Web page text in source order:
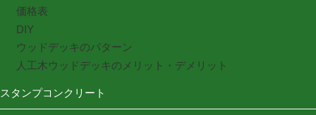
価格表
DIY
ウッドデッキのパターン
人工木ウッドデッキのメリット・デメリット
スタンプコンクリート